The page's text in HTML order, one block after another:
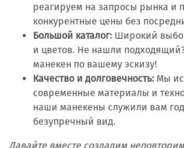
реагируем на запросы рынка и
конкурентные цены без
Большой каталог: Широкий
и цветов. Не нашли
манекен по вашему эскизу!
Качество и долговечность: Мы
современные материалы и
наши манекены служили вам
безупречный вид.
Давайте вместе создадим